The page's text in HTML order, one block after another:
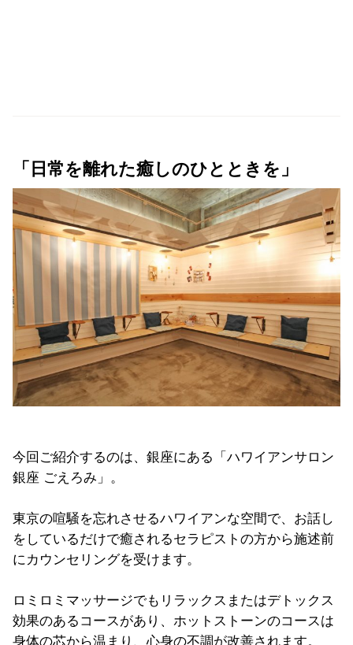
「日常を離れた癒しのひとときを」
今回ご紹介するのは、銀座にある「ハワイアンサロン
銀座 ごえろみ」。
東京の喧騒を忘れさせるハワイアンな空間で、お話し
をしているだけで癒されるセラピストの方から施述前
にカウンセリングを受けます。
ロミロミマッサージでもリラックスまたはデトックス
効果のあるコースがあり、ホットストーンのコースは
身体の芯から温まり、心身の不調が改善されます。